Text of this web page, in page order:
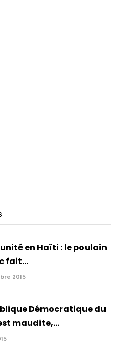
en Haïti : le poulain
fait...
2015
Démocratique du
maudite,...